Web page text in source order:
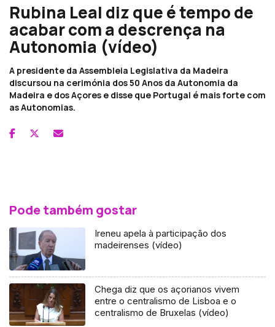
Rubina Leal diz que é tempo de
acabar com a descrença na
Autonomia (vídeo)
A presidente da Assembleia Legislativa da Madeira
discursou na cerimónia dos 50 Anos da Autonomia da
Madeira e dos Açores e disse que Portugal é mais forte com
as Autonomias.
Pode também gostar
Ireneu apela à participação dos
madeirenses (vídeo)
Chega diz que os açorianos vivem
entre o centralismo de Lisboa e o
centralismo de Bruxelas (vídeo)